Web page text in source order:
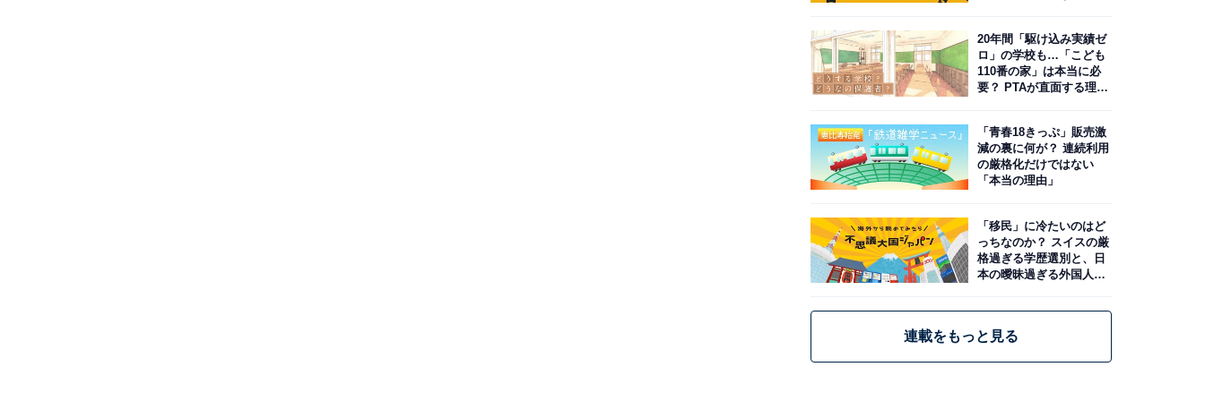
20年間「駆け込み実績ゼ
ロ」の学校も…「こども
110番の家」は本当に必
要？ PTAが直面する理想
「青春18きっぷ」販売激
減の裏に何が？ 連続利用
の厳格化だけではない
「本当の理由」
「移民」に冷たいのはど
っちなのか？ スイスの厳
格過ぎる学歴選別と、日
本の曖昧過ぎる外国人政
連載をもっと見る